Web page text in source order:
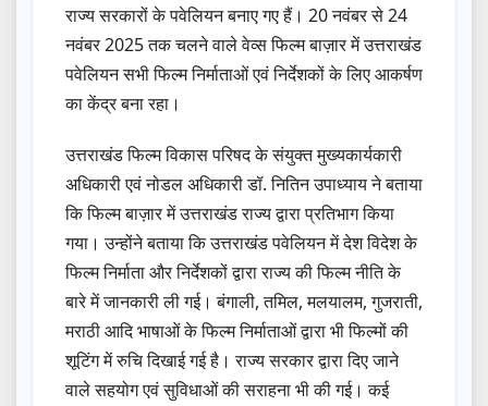
राज्य सरकारों के पवेलियन बनाए गए हैं। 20 नवंबर से 24
नवंबर 2025 तक चलने वाले वेव्स फिल्म बाज़ार में उत्तराखंड
पवेलियन सभी फिल्म निर्माताओं एवं निर्देशकों के लिए आकर्षण
का केंद्र बना रहा।
उत्तराखंड फिल्म विकास परिषद के संयुक्त मुख्यकार्यकारी
अधिकारी एवं नोडल अधिकारी डॉ. नितिन उपाध्याय ने बताया
कि फिल्म बाज़ार में उत्तराखंड राज्य द्वारा प्रतिभाग किया
गया। उन्होंने बताया कि उत्तराखंड पवेलियन में देश विदेश के
फिल्म निर्माता और निर्देशकों द्वारा राज्य की फिल्म नीति के
बारे में जानकारी ली गई। बंगाली, तमिल, मलयालम, गुजराती,
मराठी आदि भाषाओं के फिल्म निर्माताओं द्वारा भी फिल्मों की
शूटिंग में रुचि दिखाई गई है। राज्य सरकार द्वारा दिए जाने
वाले सहयोग एवं सुविधाओं की सराहना भी की गई। कई